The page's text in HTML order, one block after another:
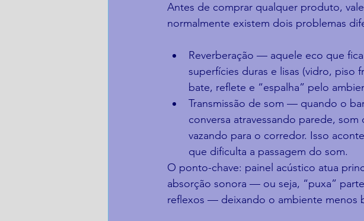
Antes de comprar qualquer produto,
normalmente existem dois problemas
Reverberação — aquele eco que
superfícies duras e lisas (vidro, piso
bate, reflete e “espalha” pelo
Transmissão de som — quando o
conversa atravessando parede,
vazando para o corredor. Isso
que dificulta a passagem do som.
O ponto-chave: painel acústico atua
absorção sonora — ou seja, “puxa”
reflexos — deixando o ambiente menos